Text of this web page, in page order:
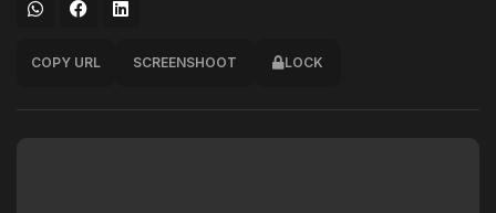
COPY URL SCREENSHOOT LOCK